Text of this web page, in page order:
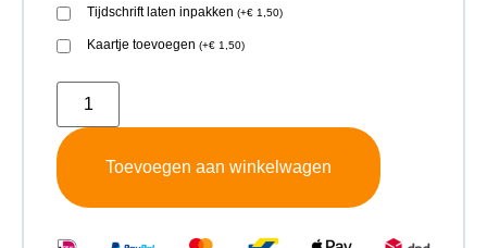
Tijdschrift laten inpakken (+€ 1,50)
Kaartje toevoegen (+€ 1,50)
Toevoegen aan winkelwagen